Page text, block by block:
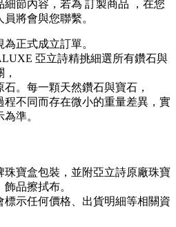
節內容，若為 訂製商品 ，在您
將會與您聯繫。
正式成立訂單。
亞立詩精挑細選所有鑽石與
。每一顆天然鑽石與寶石，
程不同而存在微小的重量差異，實
準。
珠寶盒包裝，並附亞立詩原廠珠寶
品擦拭布。
標示任何價格、出貨明細等相關資